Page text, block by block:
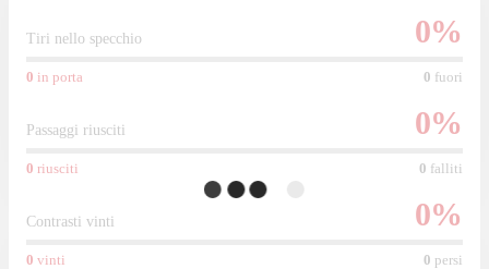
Tiri nello specchio 0%
0 in porta 0 fuori
Passaggi riusciti 0%
0 riusciti 0 falliti
Contrasti vinti 0%
0 vinti 0 persi